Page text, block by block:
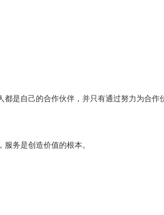
是自己的合作伙伴，并只有通过努力为合
务是创造价值的根本。